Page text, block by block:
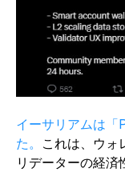
イーサリアムは「
た。 これは、ウォ
リデーターの経済